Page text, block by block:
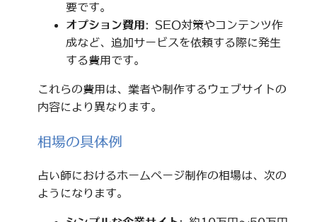
要です。
オプション費用: SEO対策やコンテンツ作
成など、追加サービスを依頼する際に発生
する費用です。
これらの費用は、業者や制作するウェブサイトの
内容により異なります。
相場の具体例
占い師におけるホームページ制作の相場は、次の
ようになります。